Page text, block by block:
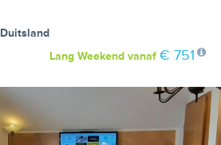
Duitsland
Lang Weekendvanaf € 751